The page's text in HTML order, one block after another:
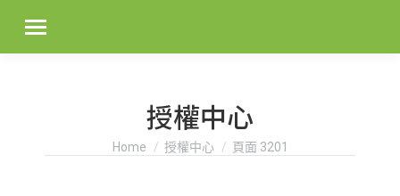
授權中心
You are here:
Home 授權中心 頁面 3201